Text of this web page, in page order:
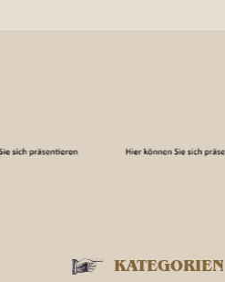
KATEGORIEN